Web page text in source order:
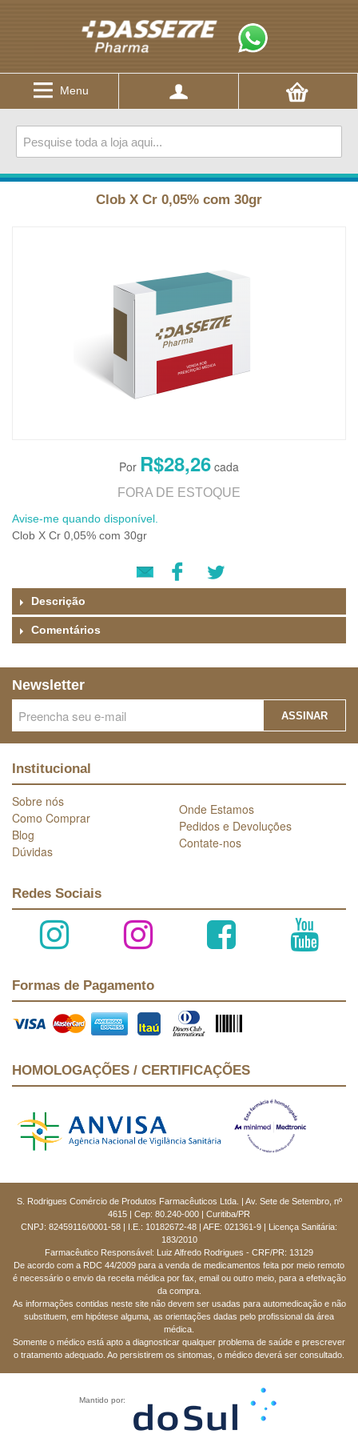
Menu
Clob X Cr 0,05% com 30gr
R$28,26
FORA DE ESTOQUE
Avise-me quando disponível.
Clob X Cr 0,05% com 30gr
Descrição
Comentários
Newsletter
ASSINAR
Institucional
Sobre nós
Como Comprar
Blog
Dúvidas
Onde Estamos
Pedidos e Devoluções
Contate-nos
Redes Sociais
Formas de Pagamento
HOMOLOGAÇÕES / CERTIFICAÇÕES
S. Rodrigues Comércio de Produtos Farmacêuticos Ltda. | Av. Sete de Setembro, nº
4615 | Cep: 80.240-000 | Curitiba/PR
CNPJ: 82459116/0001-58 | I.E.: 10182672-48 | AFE: 021361-9 | Licença Sanitária:
183/2010
Farmacêutico Responsável: Luiz Alfredo Rodrigues - CRF/PR: 13129
De acordo com a RDC 44/2009 para a venda de medicamentos feita por meio remoto
é necessário o envio da receita médica por fax, email ou outro meio, para a efetivação
da compra.
As informações contidas neste site não devem ser usadas para automedicação e não
substituem, em hipótese alguma, as orientações dadas pelo profissional da área
médica.
Somente o médico está apto a diagnosticar qualquer problema de saúde e prescrever
o tratamento adequado. Ao persistirem os sintomas, o médico deverá ser consultado.
Mantido por: